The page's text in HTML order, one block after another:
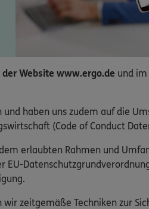
der Website www.ergo.de und
haben uns zudem auf die
(Code of Conduct
erlaubten Rahmen und
Datenschutzgrundverordnung
wir zeitgemäße Techniken zur